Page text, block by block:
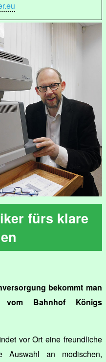
fürs klare
bekommt man
vom Bahnhof Königs
vor Ort eine freundliche
Auswahl an modischen,